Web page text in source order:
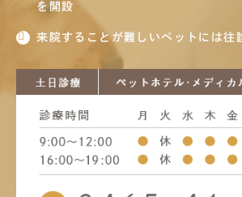
を開設
来院することが難しいペットには往